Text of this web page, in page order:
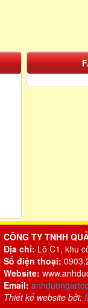
CÔNG TY TNHH
Địa chỉ: Lô C1, khu
Số điện thoại:
Website:
Email:
Thiết kế website bởi: